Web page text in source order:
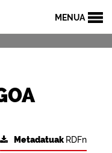
MENUA
Metadatuak RDFn